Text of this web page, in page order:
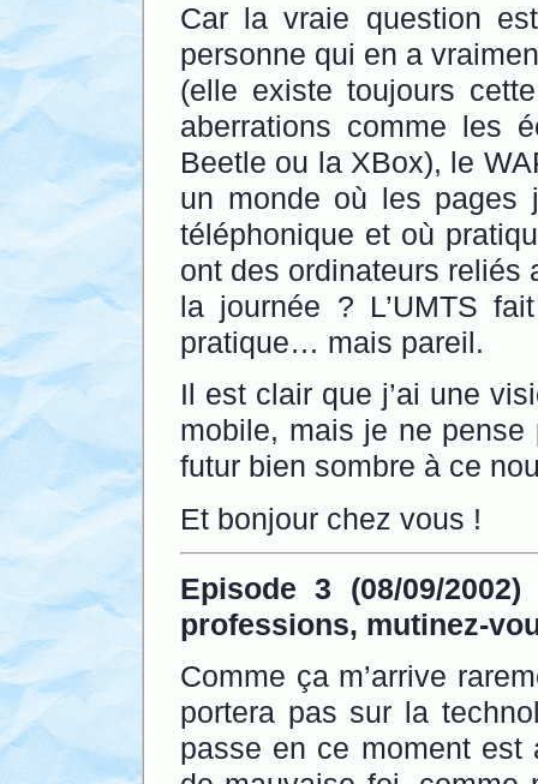
Car la vraie question
personne qui en a
(elle existe toujours
aberrations comme les
Beetle ou la XBox), le
un monde où les pages
téléphonique et où
ont des ordinateurs reliés
la journée ? L’UMTS
pratique… mais pareil.
Il est clair que j’ai une
mobile, mais je ne
futur bien sombre à ce
Et bonjour chez vous !
Episode 3 (08/09/
professions, mutinez-
Comme ça m’arrive
portera pas sur la
passe en ce moment est